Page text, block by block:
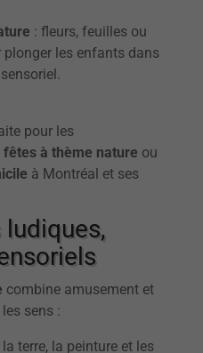
: fleurs, feuilles ou
les enfants dans
pour les
fêtes à thème nature ou
à Montréal et ses
combine amusement et
sens :
terre, la peinture et les